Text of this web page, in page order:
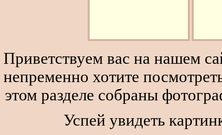
Приветствуем вас на нашем
непременно хотите
этом разделе собраны
Успей увидеть